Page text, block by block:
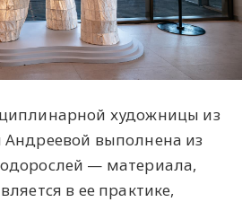
художницы из
выполнена из
— материала,
в ее практике,